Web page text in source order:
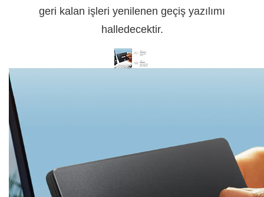
geri kalan işleri yenilenen geçiş yazılımı
halledecektir.